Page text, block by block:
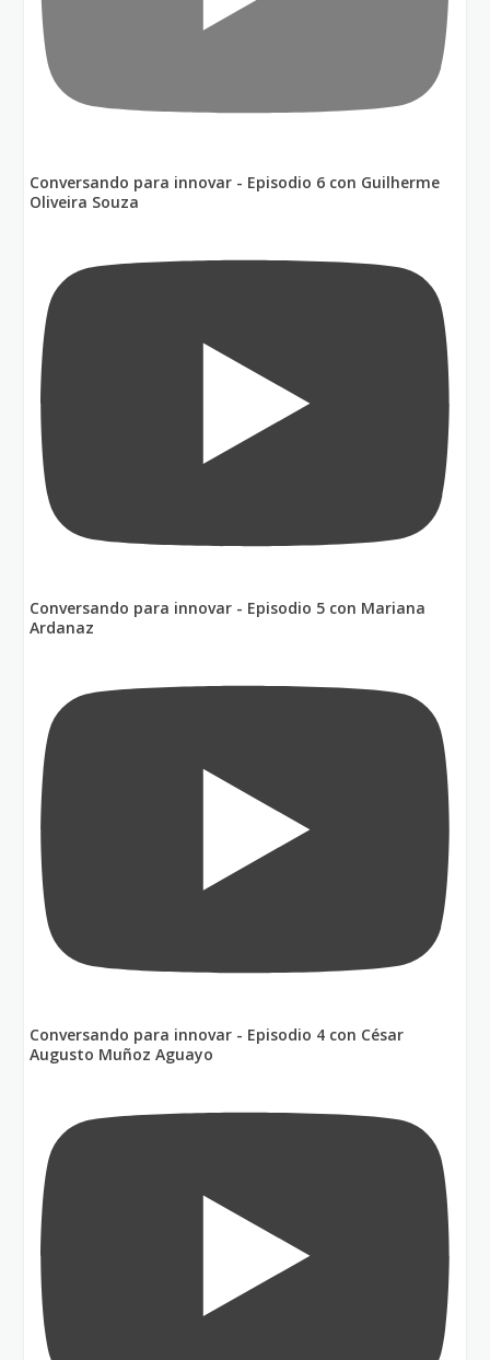
Conversando para innovar - Episodio 6 con Guilherme
Oliveira Souza
Conversando para innovar - Episodio 5 con Mariana
Ardanaz
Conversando para innovar - Episodio 4 con César
Augusto Muñoz Aguayo